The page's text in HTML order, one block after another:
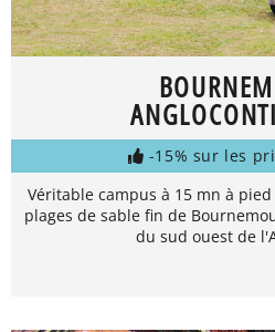
-15% sur les
Véritable campus à 15 mn à
plages de sable fin de
du sud ouest de